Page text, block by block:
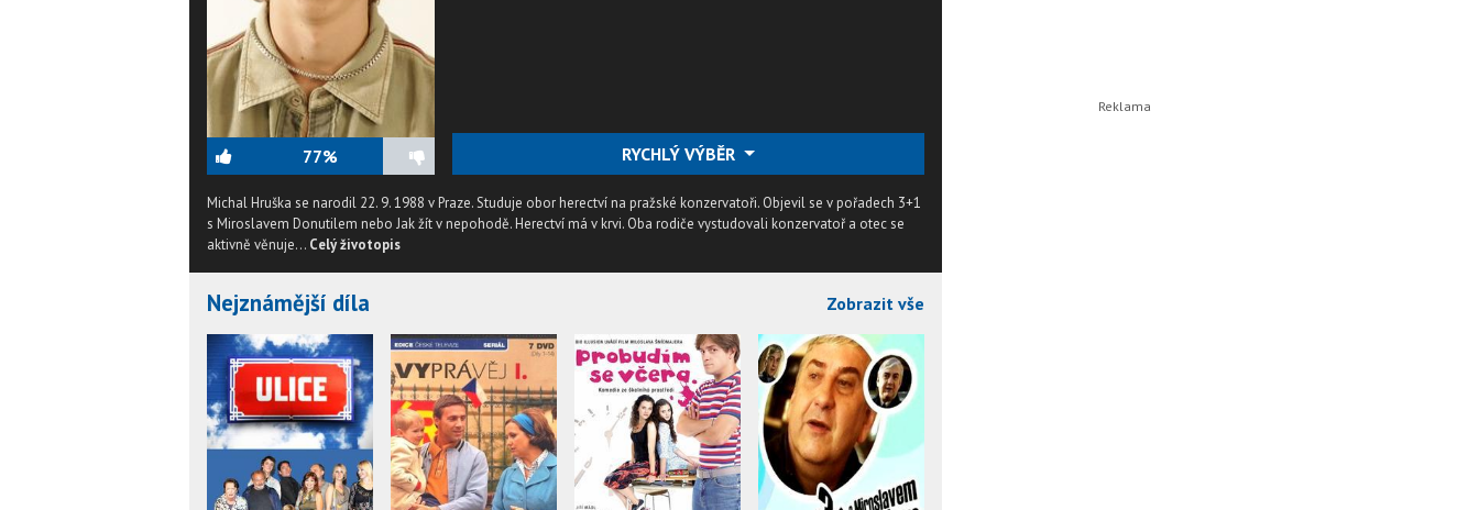
77% RYCHLÝ VÝBĚR
Michal Hruška se narodil 22. 9. 1988 v Praze. Studuje obor herectví na pražské konzervatoři. Objevil se v pořadech 3+1
s Miroslavem Donutilem nebo Jak žít v nepohodě. Herectví má v krvi. Oba rodiče vystudovali konzervatoř a otec se
aktivně věnuje... Celý životopis
Nejznámější díla Zobrazit vše